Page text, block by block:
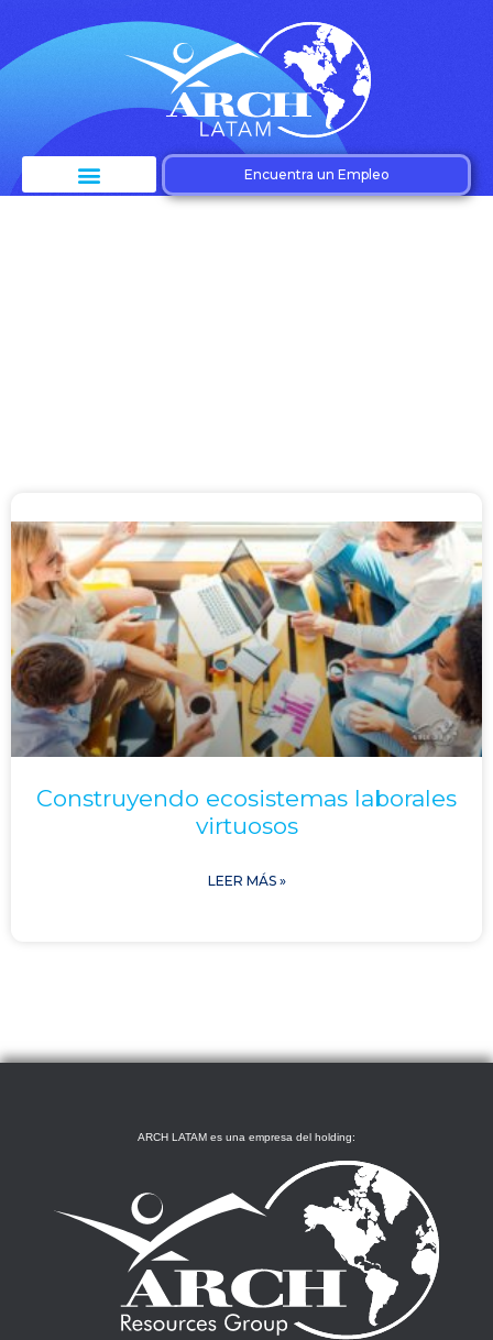
Encuentra un Empleo
Construyendo ecosistemas laborales
virtuosos
LEER MÁS »
ARCH LATAM es una empresa del holding: